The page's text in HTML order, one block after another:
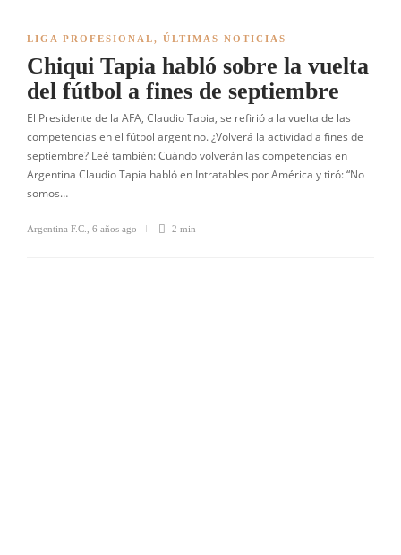
LIGA PROFESIONAL, ÚLTIMAS NOTICIAS
Chiqui Tapia habló sobre la vuelta
del fútbol a fines de septiembre
El Presidente de la AFA, Claudio Tapia, se refirió a la vuelta de las
competencias en el fútbol argentino. ¿Volverá la actividad a fines de
septiembre? Leé también: Cuándo volverán las competencias en
Argentina Claudio Tapia habló en Intratables por América y tiró: “No
somos…
Argentina F.C. 6 años ago 2 min